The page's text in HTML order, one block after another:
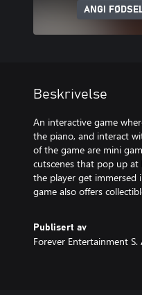
ANGI
Beskrivelse
An interactive game
the piano, and interact
of the game are mini
cutscenes that pop up
the player get immersed
game also offers
Publisert av
Forever Entertainment S.